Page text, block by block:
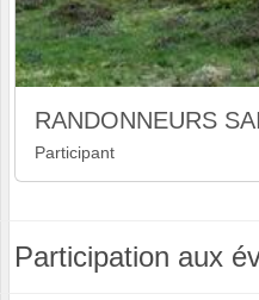
RANDONNEURS
Participant
Participation aux